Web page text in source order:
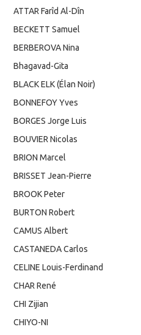
ATTAR Farîd Al-Dîn
BECKETT Samuel
BERBEROVA Nina
Bhagavad-Gita
BLACK ELK (Élan Noir)
BONNEFOY Yves
BORGES Jorge Luis
BOUVIER Nicolas
BRION Marcel
BRISSET Jean-Pierre
BROOK Peter
BURTON Robert
CAMUS Albert
CASTANEDA Carlos
CELINE Louis-Ferdinand
CHAR René
CHI Zijian
CHIYO-NI